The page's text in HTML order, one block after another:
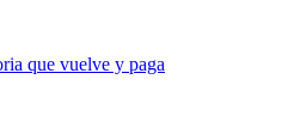
que vuelve y paga